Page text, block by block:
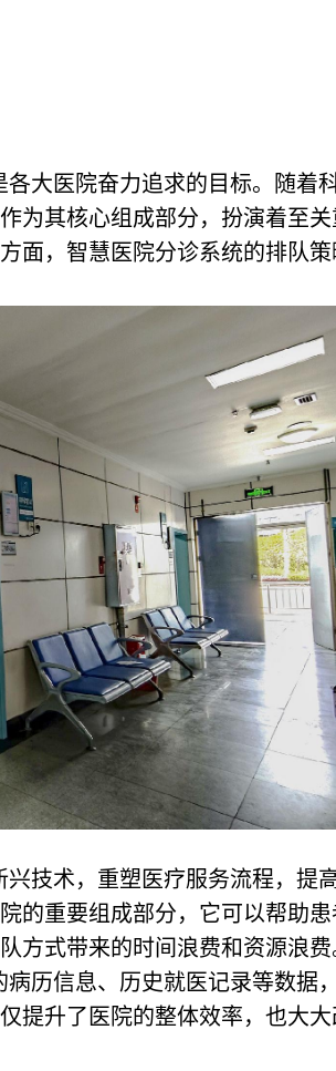
大医院奋力追求的目标。随着
为其核心组成部分，扮演着至关
面，智慧医院分诊系统的排队策
技术，重塑医疗服务流程，提
的重要组成部分，它可以帮助患
方式带来的时间浪费和资源浪费
历信息、历史就医记录等数据
提升了医院的整体效率，也大大